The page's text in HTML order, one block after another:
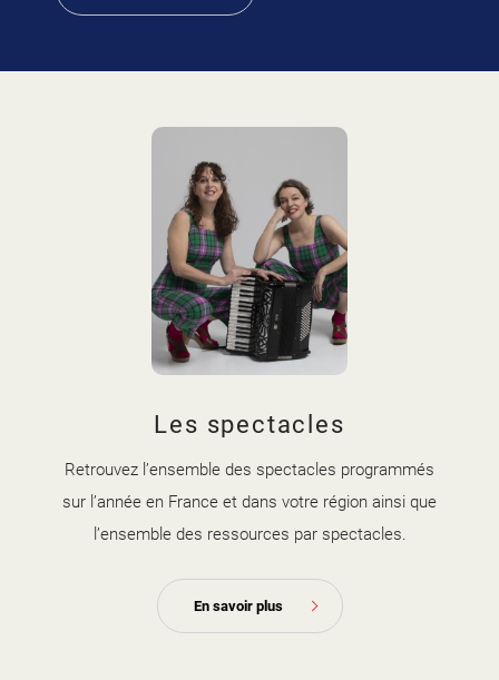
Les spectacles
Retrouvez l’ensemble des spectacles programmés
sur l’année en France et dans votre région ainsi que
l’ensemble des ressources par spectacles.
En savoir plus